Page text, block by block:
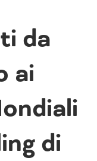
da
ai
di